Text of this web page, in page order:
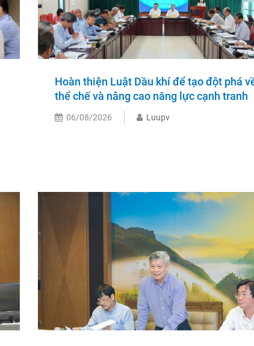
Hoàn thiện Luật Dầu khí để tạo đột phá
thể chế và nâng cao năng lực cạnh tranh
06/08/2026 Luupv